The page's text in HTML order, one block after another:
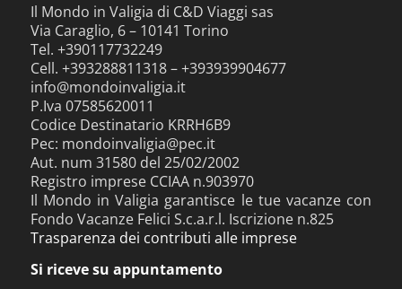
Il Mondo in Valigia di C&D Viaggi sas
Via Caraglio, 6 – 10141 Torino
Tel. +390117732249
Cell. +393288811318 – +393939904677
info@mondoinvaligia.it
P.Iva 07585620011
Codice Destinatario KRRH6B9
Pec: mondoinvaligia@pec.it
Aut. num 31580 del 25/02/2002
Registro imprese CCIAA n.903970
Il Mondo in Valigia garantisce le tue vacanze con
Fondo Vacanze Felici S.c.a.r.l. Iscrizione n.825
Trasparenza dei contributi alle imprese
Si riceve su appuntamento